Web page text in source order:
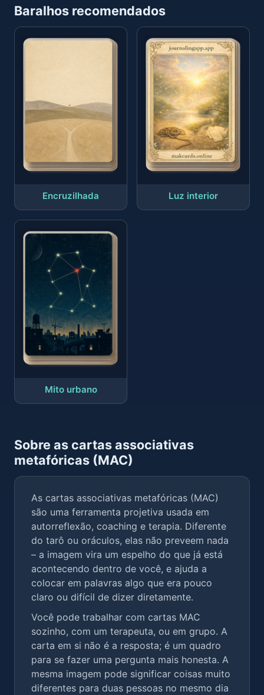
Baralhos recomendados
Encruzilhada Luz interior
Mito urbano
Sobre as cartas associativas
metafóricas (MAC)
As cartas associativas metafóricas (MAC)
são uma ferramenta projetiva usada em
autorreflexão, coaching e terapia. Diferente
do tarô ou oráculos, elas não preveem nada
– a imagem vira um espelho do que já está
acontecendo dentro de você, e ajuda a
colocar em palavras algo que era pouco
claro ou difícil de dizer diretamente.
Você pode trabalhar com cartas MAC
sozinho, com um terapeuta, ou em grupo. A
carta em si não é a resposta; é um quadro
para se fazer uma pergunta mais honesta. A
mesma imagem pode significar coisas muito
diferentes para duas pessoas no mesmo dia